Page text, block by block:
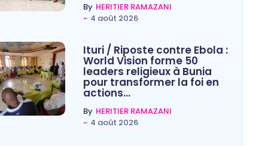
By HERITIER RAMAZANI
~ 4 août 2026
Ituri / Riposte contre Ebola :
World Vision forme 50
leaders religieux à Bunia
pour transformer la foi en
actions…
By HERITIER RAMAZANI
~ 4 août 2026